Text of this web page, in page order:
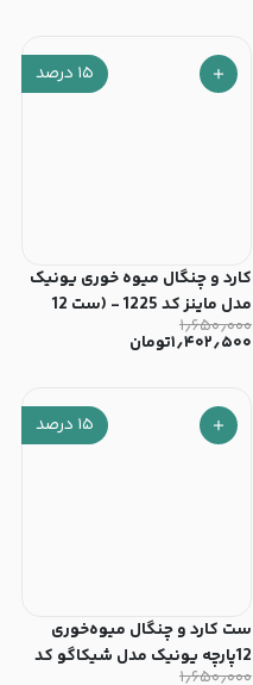
۱۵ درصد
کارد و چنگال میوه خوری یونیک
مدل ماینز کد 1225 - (ست 12
پارچه)
۱٫۶۵۰٫۰۰۰
۱٫۴۰۲٫۵۰۰تومان
۱۵ درصد
ست کارد و چنگال میوه‌خوری
12پارچه یونیک مدل شیکاگو کد
۱٫۶۵۰٫۰۰۰